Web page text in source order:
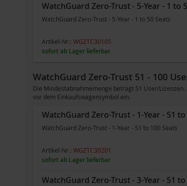
WatchGuard Zero-Trust - 5-Year - 1 to
WatchGuard Zero-Trust - 5-Year - 1 to 50 Seats
Artikel-Nr.: WGZTC30105
sofort ab Lager lieferbar
WatchGuard Zero-Trust 51 - 100
Die Mindestabnahmemenge beträgt 51 User/
vor dem Einkaufswagensymbol ein.
WatchGuard Zero-Trust - 1-Year - 51 to
WatchGuard Zero-Trust - 1-Year - 51 to 100 Seats
Artikel-Nr.: WGZTC30201
sofort ab Lager lieferbar
WatchGuard Zero-Trust - 3-Year - 51 to